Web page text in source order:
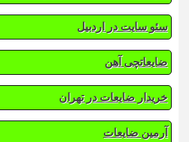
سئو سایت در اردبیل
ضایعاتچی آهن
خریدار ضایعات در تهران
آرمین ضایعات